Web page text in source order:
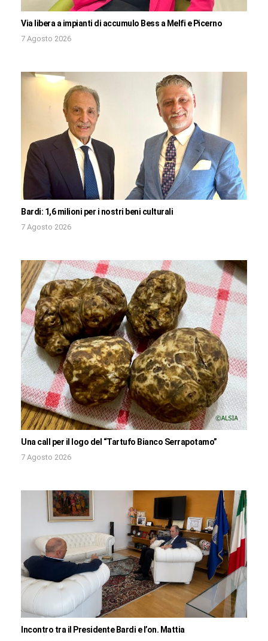
Via libera a impianti di accumulo Bess a Melfi e Picerno
7 Agosto 2026
Bardi: 1,6 milioni per i nostri beni culturali
7 Agosto 2026
Una call per il logo del “Tartufo Bianco Serrapotamo”
7 Agosto 2026
Incontro tra il Presidente Bardi e l’on. Mattia